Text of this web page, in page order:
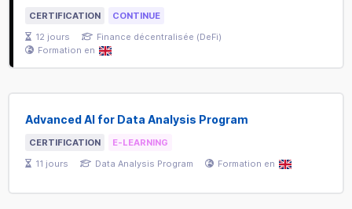
CERTIFICATION
CONTINUE
12 jours
Finance décentralisée (DeFi)
Formation en
Advanced AI for Data Analysis Program
CERTIFICATION
E-LEARNING
11 jours Data Analysis Program Formation en